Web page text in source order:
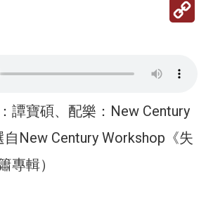
譚寶碩、配樂：New Century
New Century Workshop《失
專輯）